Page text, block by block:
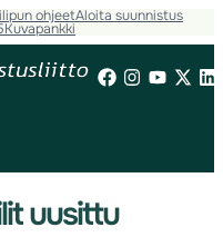
ohjeetAloita suunnistus
Kuvapankki
uusittu